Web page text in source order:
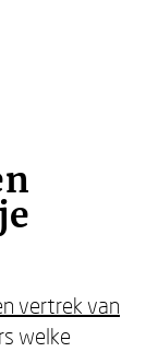
vertrek van
welke